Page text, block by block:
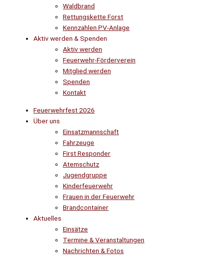
Waldbrand
Rettungskette Forst
Kennzahlen PV-Anlage
Aktiv werden & Spenden
Aktiv werden
Feuerwehr-Förderverein
Mitglied werden
Spenden
Kontakt
Feuerwehrfest 2026
Über uns
Einsatzmannschaft
Fahrzeuge
First Responder
Atemschutz
Jugendgruppe
Kinderfeuerwehr
Frauen in der Feuerwehr
Brandcontainer
Aktuelles
Einsätze
Termine & Veranstaltungen
Nachrichten & Fotos